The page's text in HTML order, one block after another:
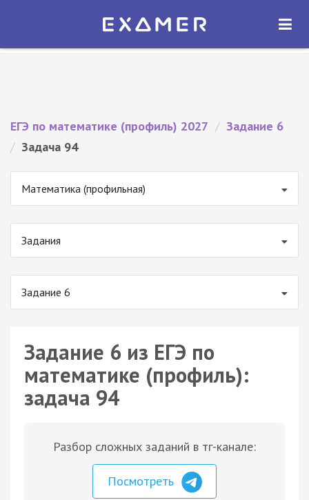
Экзамер — ЕГЭ 2027
ОТКРЫТЬ
ЕГЭ по математике (профиль) 2027 / Задание 6
/ Задача 94
Математика (профильная)
Задания
Задание 6
Задание 6 из ЕГЭ по
математике (профиль):
задача 94
Разбор сложных заданий в тг-канале:
Посмотреть